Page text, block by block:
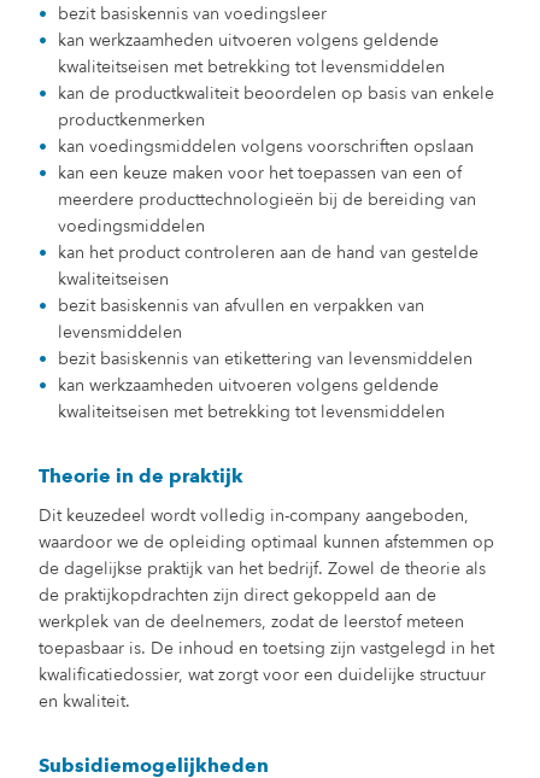
bezit basiskennis van voedingsleer
kan werkzaamheden uitvoeren volgens geldende
kwaliteitseisen met betrekking tot levensmiddelen
kan de productkwaliteit beoordelen op basis van enkele
productkenmerken
kan voedingsmiddelen volgens voorschriften opslaan
kan een keuze maken voor het toepassen van een of
meerdere producttechnologieën bij de bereiding van
voedingsmiddelen
kan het product controleren aan de hand van gestelde
kwaliteitseisen
bezit basiskennis van afvullen en verpakken van
levensmiddelen
bezit basiskennis van etikettering van levensmiddelen
kan werkzaamheden uitvoeren volgens geldende
kwaliteitseisen met betrekking tot levensmiddelen
Theorie in de praktijk
Dit keuzedeel wordt volledig in-company aangeboden,
waardoor we de opleiding optimaal kunnen afstemmen op
de dagelijkse praktijk van het bedrijf. Zowel de theorie als
de praktijkopdrachten zijn direct gekoppeld aan de
werkplek van de deelnemers, zodat de leerstof meteen
toepasbaar is. De inhoud en toetsing zijn vastgelegd in het
kwalificatiedossier, wat zorgt voor een duidelijke structuur
en kwaliteit.
Subsidiemogelijkheden